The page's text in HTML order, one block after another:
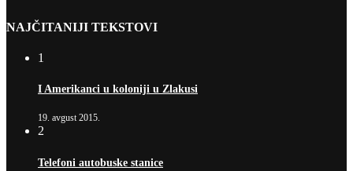
NAJČITANIJI TEKSTOVI
1
I Amerikanci u koloniji u Zlakusi
19. avgust 2015.
2
Telefoni autobuske stanice